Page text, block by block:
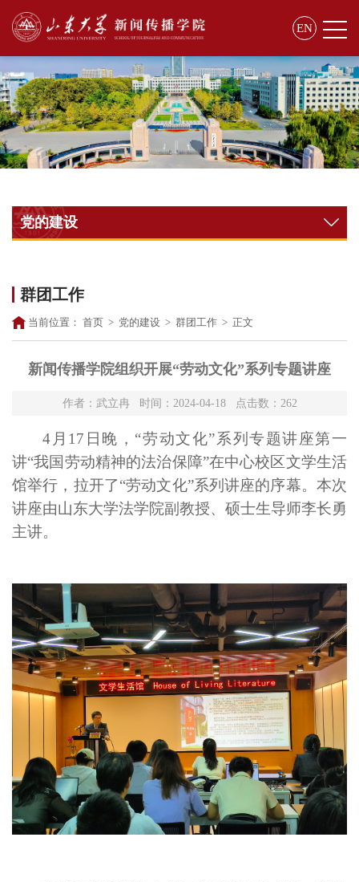
EN
党的建设
群团工作
当前位置： 首页 > 党的建设 > 群团工作 > 正文
新闻传播学院组织开展“劳动文化”系列专题讲座
作者：武立冉 时间：2024-04-18 点击数： 262
4月17日晚，“劳动文化”系列专题讲座第一
讲“我国劳动精神的法治保障”在中心校区文学生活
馆举行 ，拉开了“劳动文化”系列讲座的序幕。本次
讲座由山东大学法学院副教授、硕士生导师李长勇
主讲。